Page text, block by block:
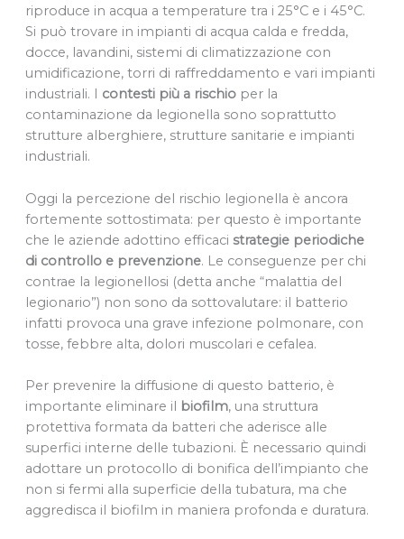
riproduce in acqua a temperature tra i 25°C e i 45°C.
Si può trovare in impianti di acqua calda e fredda,
docce, lavandini, sistemi di climatizzazione con
umidificazione, torri di raffreddamento e vari impianti
industriali. I contesti più a rischioper la
contaminazione da legionella sono soprattutto
strutture alberghiere, strutture sanitarie e impianti
industriali.
Oggi la percezione del rischio legionella è ancora
fortemente sottostimata: per questo è importante
che le aziende adottino efficaci strategie periodiche
di controllo e prevenzione. Le conseguenze per chi
contrae la legionellosi (detta anche “malattia del
legionario”) non sono da sottovalutare: il batterio
infatti provoca una grave infezione polmonare, con
tosse, febbre alta, dolori muscolari e cefalea.
Per prevenire la diffusione di questo batterio, è
importante eliminare il biofilm, una struttura
protettiva formata da batteri che aderisce alle
superfici interne delle tubazioni. È necessario quindi
adottare un protocollo di bonifica dell’impianto che
non si fermi alla superficie della tubatura, ma che
aggredisca il biofilm in maniera profonda e duratura.